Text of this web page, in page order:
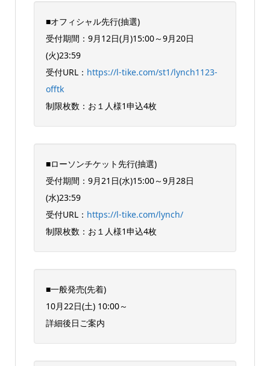
■オフィシャル先行(抽選)
受付期間：9月12日(月)15:00～9月20日
(火)23:59
受付URL： https://l-tike.com/st1/lynch1123-
offtk
制限枚数：お１人様1申込4枚
■ローソンチケット先行(抽選)
受付期間：9月21日(水)15:00～9月28日
(水)23:59
受付URL： https://l-tike.com/lynch/
制限枚数：お１人様1申込4枚
■一般発売(先着)
10月22日(土) 10:00～
詳細後日ご案内